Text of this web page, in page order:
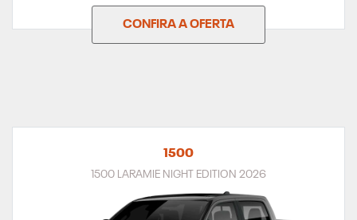
CONFIRA A OFERTA
1500
1500 LARAMIE NIGHT EDITION 2026